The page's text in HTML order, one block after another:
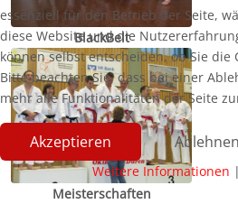
BlackBelt
Meisterschaften
essenziell für den Betrieb der Seite,
diese Website und die
können selbst entscheiden, ob Sie die
Bitte beachten Sie, dass bei einer
mehr alle Funktionalitäten der Seite
Akzeptieren Ablehnen
Weitere Informationen |